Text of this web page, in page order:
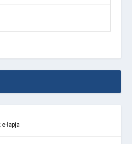
lapja